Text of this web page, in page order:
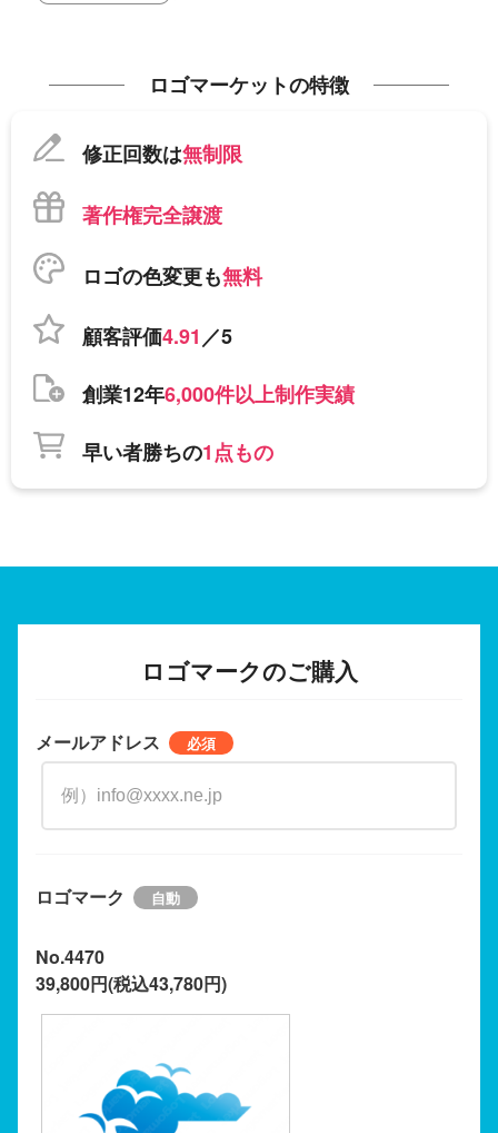
ロゴマーケットの特徴
修正回数は無制限
著作権完全譲渡
ロゴの色変更も無料
顧客評価4.91／5
創業12年6,000件以上制作実績
早い者勝ちの1点もの
ロゴマークのご購入
メールアドレス
ロゴマーク
No.4470
39,800円(税込43,780円)